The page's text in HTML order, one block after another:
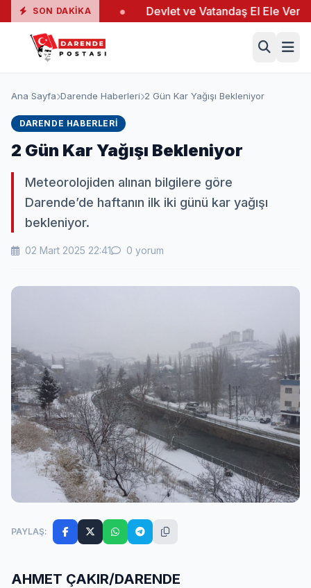
SON DAKIKA
19 Yaralı ● Devlet ve Vatandaş El Ele Verdi ●
Ana Sayfa Darende Haberleri 2 Gün Kar Yağışı Bekleniyor
DARENDE HABERLERI
2 Gün Kar Yağışı Bekleniyor
Meteorolojiden alınan bilgilere göre
Darende’de haftanın ilk iki günü kar yağışı
bekleniyor.
02 Mart 2025 22:41 0 yorum
PAYLAŞ:
AHMET ÇAKIR/DARENDE